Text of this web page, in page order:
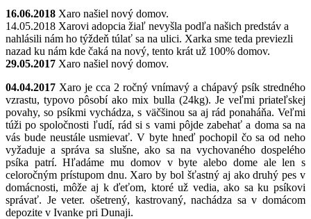
16.06.2018 Xaro našiel nový domov.
14.05.2018 Xarovi adopcia žiaľ nevyšla podľa našich predstáv a
nahlásili nám ho týždeň túlať sa na ulici. Xarka sme teda previezli
nazad ku nám kde čaká na nový, tento krát už 100% domov.
29.05.2017 Xaro našiel nový domov.
04.04.2017 Xaro je cca 2 ročný vnímavý a chápavý psík stredného
vzrastu, typovo pôsobí ako mix bulla (24kg). Je veľmi priateľskej
povahy, so psíkmi vychádza, s väčšinou sa aj rád ponaháňa. Veľmi
túži po spoločnosti ľudí, rád si s vami pôjde zabehať a doma sa na
vás bude neustále usmievať. V byte hneď pochopil čo sa od neho
vyžaduje a správa sa slušne, ako sa na vychovaného dospelého
psíka patrí. Hľadáme mu domov v byte alebo dome ale len s
celoročným prístupom dnu. Xaro by bol šťastný aj ako druhý pes v
domácnosti, môže aj k ďeťom, ktoré už vedia, ako sa ku psíkovi
správať. Je veter. ošetrený, kastrovaný, nachádza sa v domácom
depozite v Ivanke pri Dunaji.